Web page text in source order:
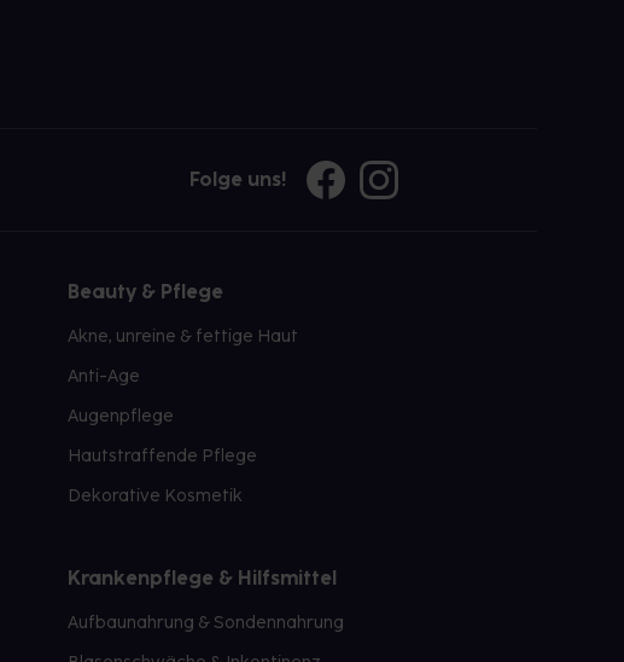
Folge uns!
Beauty & Pflege
Akne, unreine & fettige Haut
Anti-Age
Augenpflege
Hautstraffende Pflege
Dekorative Kosmetik
Krankenpflege & Hilfsmittel
Aufbaunahrung & Sondennahrung